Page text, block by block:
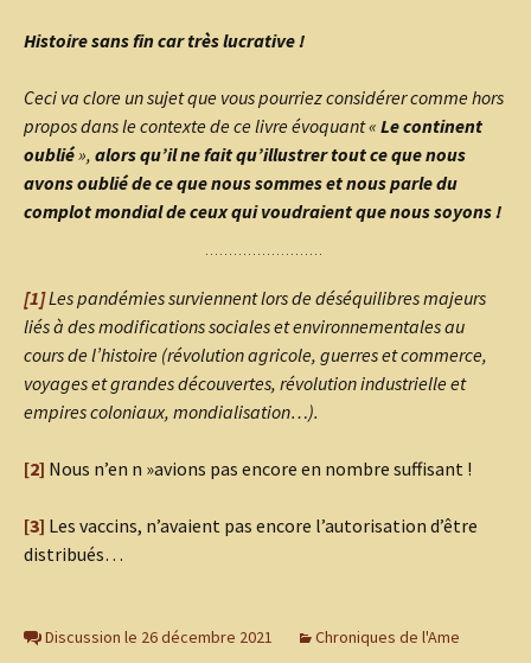
Histoire sans fin car très lucrative !
Ceci va clore un sujet que vous pourriez considérer comme hors
propos dans le contexte de ce livre évoquant « Le continent
oublié», alors qu’il ne fait qu’illustrer tout ce que nous
avons oublié de ce que nous sommes et nous parle du
complot mondial de ceux qui voudraient que nous soyons !
[1]Les pandémies surviennent lors de déséquilibres majeurs
liés à des modifications sociales et environnementales au
cours de l’histoire (révolution agricole, guerres et commerce,
voyages et grandes découvertes, révolution industrielle et
empires coloniaux, mondialisation…).
[2] Nous n’en n »avions pas encore en nombre suffisant !
[3] Les vaccins, n’avaient pas encore l’autorisation d’être
distribués…
Discussion le 26 décembre 2021 Chroniques de l'Ame